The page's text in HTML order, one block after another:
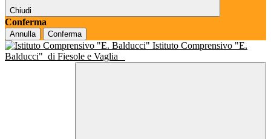
Chiudi
Conferma
Annulla Conferma
Istituto Comprensivo "E.
Balducci" di Fiesole e Vaglia